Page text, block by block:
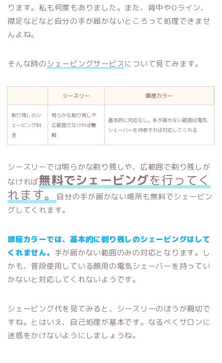
ります。私も何度もありました。また、背中やOライン、
襟足などなど自分の手が届かないところって処理できませ
んよね。
そんな時のシェービングサービスについて見てみます。
シースリー 銀座カラー
剃り残しのシ
ェービング料
金
明らかな剃り残しや
広範囲でなければ無
料
基本的に対応なし。手が届かない範囲は電気
シェーバーを持参すれば対応してくれる
シースリーでは明らかな剃り残しや、広範囲で剃り残しが
なければ無料でシェービングを行ってく
れます。
自分の手が届かない場所も無料でシェービン
グしてくれます。
銀座カラーでは、基本的に剃り残しのシェービングはして
くれません。 手が届かない範囲のみの対応となります。し
かも、普段使用している顔用の電気シェーバーを持ってい
かないと対応してくれないようです。
シェービング代を見てみると、シースリーのほうが親切で
すね。とはいえ、自己処理が基本です。なるべくサロンに
迷惑をかけないようにしましょうね。